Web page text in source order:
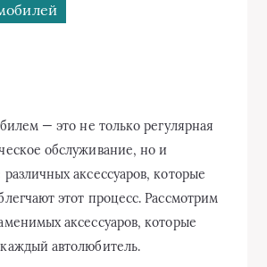
— это не только регулярная
обслуживание, но и
аксессуаров, которые
этот процесс. Рассмотрим
аксессуаров, которые
автолюбитель.